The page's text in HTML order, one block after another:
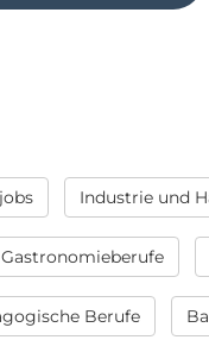
Industrie und
Gastronomieberufe
Berufe